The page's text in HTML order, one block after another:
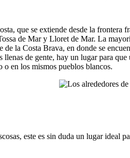
que se extiende desde la
de Mar y Lloret de Mar. La
la Costa Brava, en donde se
de gente, hay un lugar para
o en los mismos pueblos blancos.
este es sin duda un lugar